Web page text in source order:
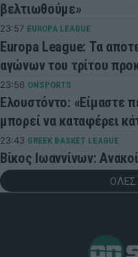
βελτιωθούμε»
23:57 EUROPA LEAGUE
Europa League: Τα
αγώνων του τρίτου
23:56 ONSPORTS
Ελουστόντο: «Είμαστε
μπορεί να καταφέρει
23:43 GREEK BASKET LEAGUE
Βίκος Ιωαννίνων:
ΟΛΕΣ